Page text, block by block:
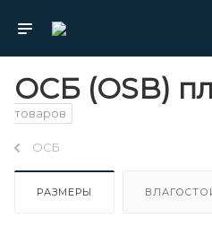
ОСБ (OSB)
товаров
ОСБ
РАЗМЕРЫ